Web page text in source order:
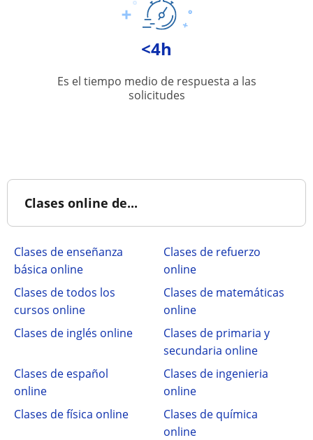
<4h
Es el tiempo medio de respuesta a las
solicitudes
Clases online de...
Clases de enseñanza
básica online
Clases de refuerzo
online
Clases de todos los
cursos online
Clases de matemáticas
online
Clases de inglés online
Clases de primaria y
secundaria online
Clases de español
online
Clases de ingenieria
online
Clases de física online
Clases de química
online